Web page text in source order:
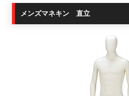
メンズマネキン 直立